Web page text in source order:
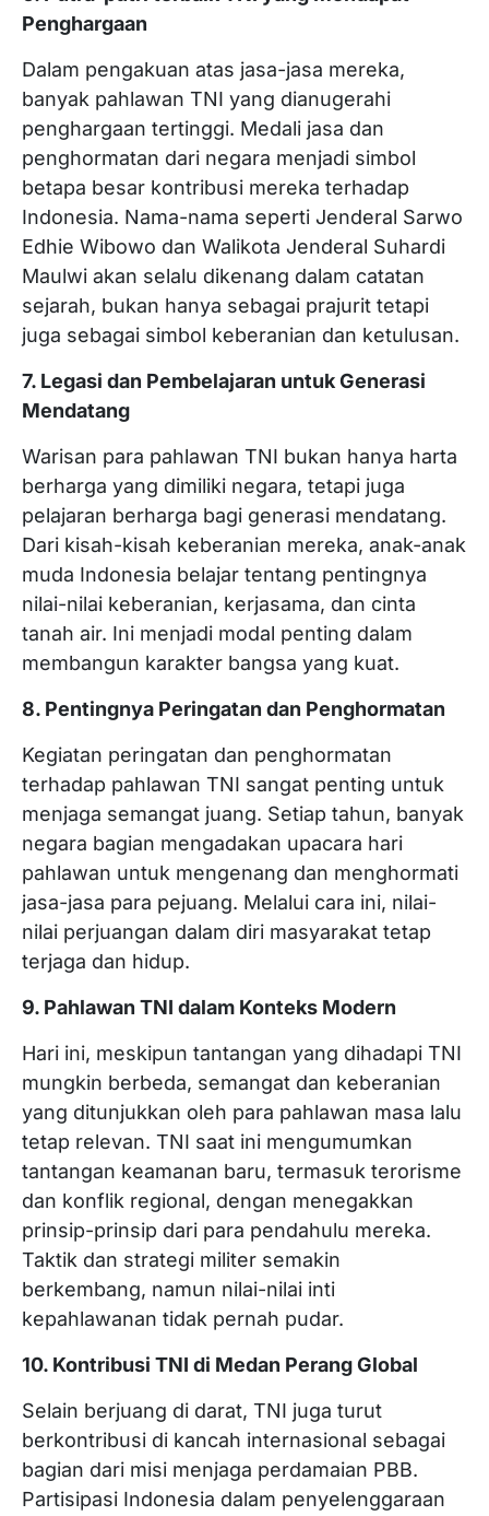
Penghargaan
Dalam pengakuan atas jasa-jasa mereka,
banyak pahlawan TNI yang dianugerahi
penghargaan tertinggi. Medali jasa dan
penghormatan dari negara menjadi simbol
betapa besar kontribusi mereka terhadap
Indonesia. Nama-nama seperti Jenderal Sarwo
Edhie Wibowo dan Walikota Jenderal Suhardi
Maulwi akan selalu dikenang dalam catatan
sejarah, bukan hanya sebagai prajurit tetapi
juga sebagai simbol keberanian dan ketulusan.
7. Legasi dan Pembelajaran untuk Generasi
Mendatang
Warisan para pahlawan TNI bukan hanya harta
berharga yang dimiliki negara, tetapi juga
pelajaran berharga bagi generasi mendatang.
Dari kisah-kisah keberanian mereka, anak-anak
muda Indonesia belajar tentang pentingnya
nilai-nilai keberanian, kerjasama, dan cinta
tanah air. Ini menjadi modal penting dalam
membangun karakter bangsa yang kuat.
8. Pentingnya Peringatan dan Penghormatan
Kegiatan peringatan dan penghormatan
terhadap pahlawan TNI sangat penting untuk
menjaga semangat juang. Setiap tahun, banyak
negara bagian mengadakan upacara hari
pahlawan untuk mengenang dan menghormati
jasa-jasa para pejuang. Melalui cara ini, nilai-
nilai perjuangan dalam diri masyarakat tetap
terjaga dan hidup.
9. Pahlawan TNI dalam Konteks Modern
Hari ini, meskipun tantangan yang dihadapi TNI
mungkin berbeda, semangat dan keberanian
yang ditunjukkan oleh para pahlawan masa lalu
tetap relevan. TNI saat ini mengumumkan
tantangan keamanan baru, termasuk terorisme
dan konflik regional, dengan menegakkan
prinsip-prinsip dari para pendahulu mereka.
Taktik dan strategi militer semakin
berkembang, namun nilai-nilai inti
kepahlawanan tidak pernah pudar.
10. Kontribusi TNI di Medan Perang Global
Selain berjuang di darat, TNI juga turut
berkontribusi di kancah internasional sebagai
bagian dari misi menjaga perdamaian PBB.
Partisipasi Indonesia dalam penyelenggaraan